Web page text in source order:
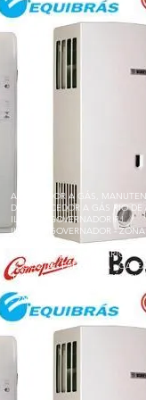
AQUECEDOR A GÁS,
DE AQUECEDOR A GÁS RIO
ILHA DO GOVERNADOR RJ
ILHA DO GOVERNADOR -
BONSUCESSO - BANCÁRIOS -
- COCOTÁ - FREGUESIA -
JARDIM CARIOCA - MARÉ -
PORTUGUESA - PRAIA DA
- ZUMBI